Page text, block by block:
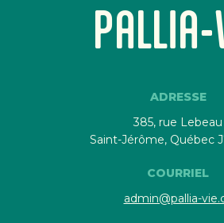
ADRESSE
385, rue Lebeau
Saint-Jérôme, Québec
COURRIEL
admin@pallia-